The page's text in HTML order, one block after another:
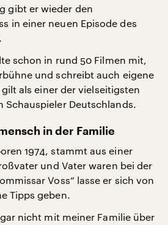
gibt er wieder den
in einer neuen Episode des
schon in rund 50 Filmen mit,
und schreibt auch eigene
als einer der vielseitigsten
Schauspieler Deutschlands.
in der Familie
1974, stammt aus einer
und Vater waren bei der
Voss“ lasse er sich von
Tipps geben.
nicht mit meiner Familie über